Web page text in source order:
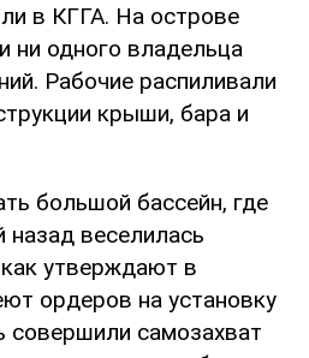
в КГГА. На острове
ни одного владельца
Рабочие распиливали
крыши, бара и
большой бассейн, где
веселилась
утверждают в
ордеров на установку
совершили самозахват